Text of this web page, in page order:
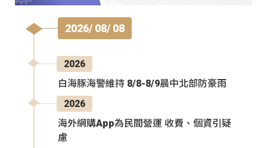
2026/ 08/ 08
2026
白海豚海警維持 8/8-8/9晨中北部防豪雨
2026
海外網購App為民間營運 收費、個資引疑
慮